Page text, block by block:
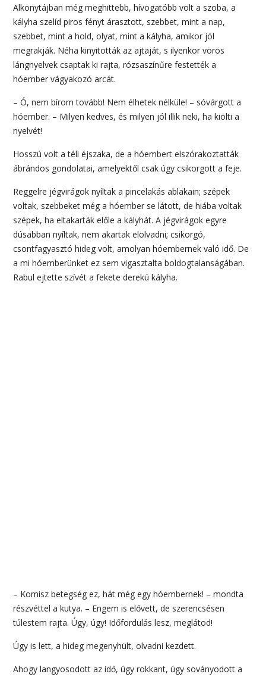
Alkonytájban még meghittebb, hívogatóbb volt a szoba, a
kályha szelíd piros fényt árasztott, szebbet, mint a nap,
szebbet, mint a hold, olyat, mint a kályha, amikor jól
megrakják. Néha kinyitották az ajtaját, s ilyenkor vörös
lángnyelvek csaptak ki rajta, rózsaszínűre festették a
hóember vágyakozó arcát.
– Ó, nem bírom tovább! Nem élhetek nélküle! – sóvárgott a
hóember. – Milyen kedves, és milyen jól illik neki, ha kiölti a
nyelvét!
Hosszú volt a téli éjszaka, de a hóembert elszórakoztatták
ábrándos gondolatai, amelyektől csak úgy csikorgott a feje.
Reggelre jégvirágok nyíltak a pincelakás ablakain; szépek
voltak, szebbeket még a hóember se látott, de hiába voltak
szépek, ha eltakarták előle a kályhát. A jégvirágok egyre
dúsabban nyíltak, nem akartak elolvadni; csikorgó,
csontfagyasztó hideg volt, amolyan hóembernek való idő. De
a mi hóemberünket ez sem vigasztalta boldogtalanságában.
Rabul ejtette szívét a fekete derekú kályha.
– Komisz betegség ez, hát még egy hóembernek! – mondta
részvéttel a kutya. – Engem is elővett, de szerencsésen
túlestem rajta. Úgy, úgy! Időfordulás lesz, meglátod!
Úgy is lett, a hideg megenyhült, olvadni kezdett.
Ahogy langyosodott az idő, úgy rokkant, úgy soványodott a